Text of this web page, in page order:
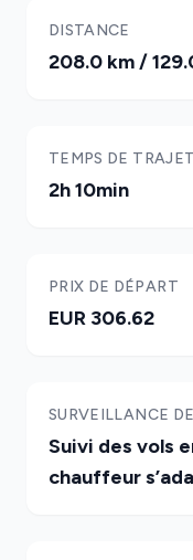
DISTANCE
208.0 km /
TEMPS DE
2h 10min
PRIX DE DÉPART
EUR 306.62
SURVEILLANCE
Suivi des vols
chauffeur